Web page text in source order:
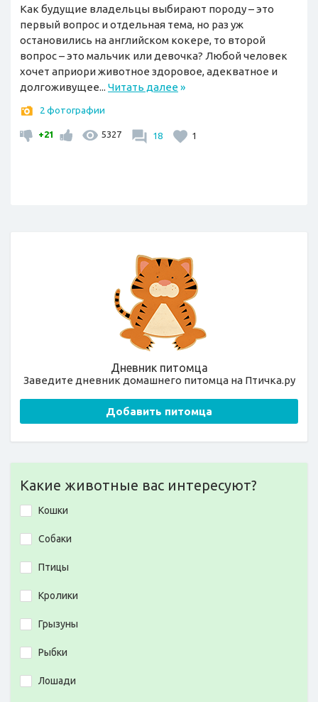
Как будущие владельцы выбирают породу – это
первый вопрос и отдельная тема, но раз уж
остановились на английском кокере, то второй
вопрос – это мальчик или девочка? Любой человек
хочет априори животное здоровое, адекватное и
долгоживущее... Читать далее»
2 фотографии
+21 5327 18 1
Дневник питомца
Заведите дневник домашнего питомца на Птичка.ру
Добавить питомца
Какие животные вас интересуют?
Кошки
Собаки
Птицы
Кролики
Грызуны
Рыбки
Лошади